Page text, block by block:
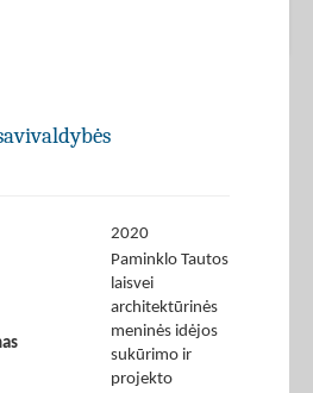
2020
Paminklo Tautos
laisvei
architektūrinės
meninės idėjos
sukūrimo ir
projekto